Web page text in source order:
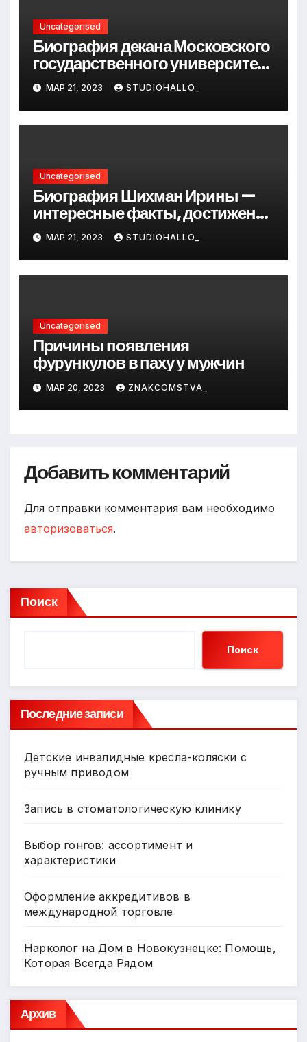
Uncategorised
Биография декана Московского
государственного университета
Андрея Сидорова — от студента
до руководителя
МАР 21, 2023 STUDIOHALLO_
Uncategorised
Биография Шихман Ирины —
интересные факты, достижения
и путь к успеху
МАР 21, 2023 STUDIOHALLO_
Uncategorised
Причины появления
фурункулов в паху у мужчин
МАР 20, 2023 ZNAKCOMSTVA_
Добавить комментарий
Для отправки комментария вам необходимо
авторизоваться.
Поиск
Поиск
Последние записи
Детские инвалидные кресла-коляски с
ручным приводом
Запись в стоматологическую клинику
Выбор гонгов: ассортимент и
характеристики
Оформление аккредитивов в
международной торговле
Нарколог на Дом в Новокузнецке: Помощь,
Которая Всегда Рядом
Архив